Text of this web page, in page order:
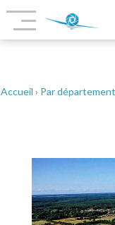
Accueil › Par